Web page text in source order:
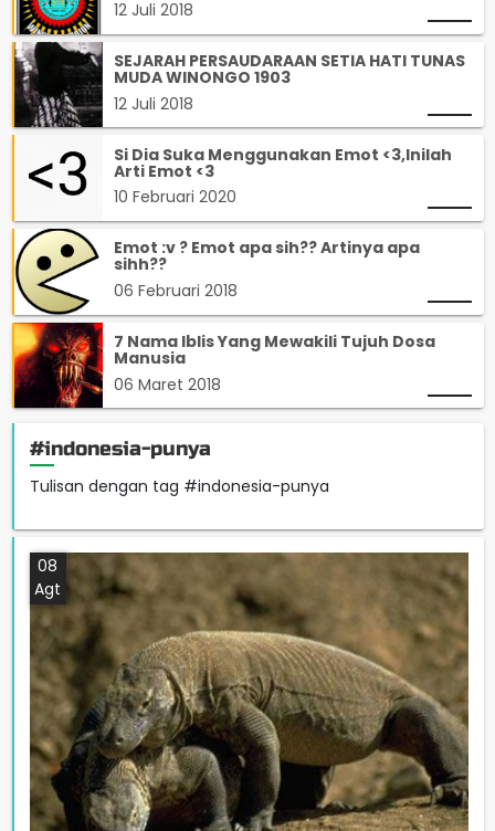
12 Juli 2018
SEJARAH PERSAUDARAAN SETIA HATI TUNAS
MUDA WINONGO 1903
12 Juli 2018
Si Dia Suka Menggunakan Emot <3,Inilah
Arti Emot <3
10 Februari 2020
Emot :v ? Emot apa sih?? Artinya apa
sihh??
06 Februari 2018
7 Nama Iblis Yang Mewakili Tujuh Dosa
Manusia
06 Maret 2018
#indonesia-punya
Tulisan dengan tag #indonesia-punya
08
Agt